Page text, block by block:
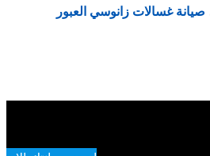
صيانة غسالات زانوسي العبور